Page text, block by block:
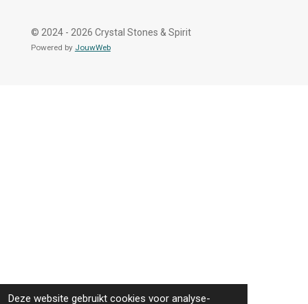
Deze website gebruikt cookies voor analyse-
© 2024 - 2026 Crystal Stones & Spirit
Powered by JouwWeb